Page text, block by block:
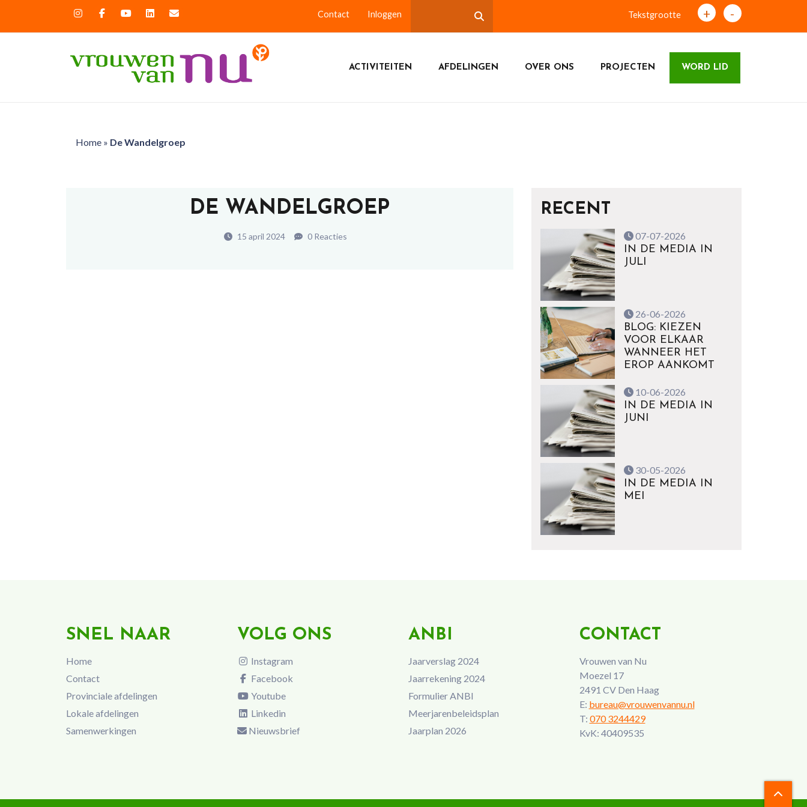
Contact Inloggen Tekstgrootte + -
ACTIVITEITEN AFDELINGEN OVER ONS PROJECTEN WORD LID
Home» De Wandelgroep
DE WANDELGROEP
15 april 2024 0 Reacties
RECENT
07-07-2026
IN DE MEDIA IN
JULI
26-06-2026
BLOG: KIEZEN
VOOR ELKAAR
WANNEER HET
EROP AANKOMT
10-06-2026
IN DE MEDIA IN
JUNI
30-05-2026
IN DE MEDIA IN
MEI
SNEL NAAR
Home
Contact
Provinciale afdelingen
Lokale afdelingen
Samenwerkingen
VOLG ONS
Instagram
Facebook
Youtube
Linkedin
Nieuwsbrief
ANBI
Jaarverslag 2024
Jaarrekening 2024
Formulier ANBI
Meerjarenbeleidsplan
Jaarplan 2026
CONTACT
Vrouwen van Nu
Moezel 17
2491 CV Den Haag
E: bureau@vrouwenvannu.nl
T: 070 3244429
KvK: 40409535